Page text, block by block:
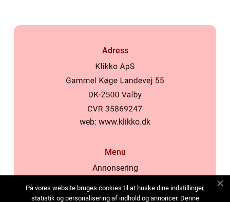
Adress
web: www.klikko.dk
Menu
Annonsering
Cookies
På vores website bruges cookies til at huske dine indstillinger,
statistik og personalisering af indhold og annoncer. Denne